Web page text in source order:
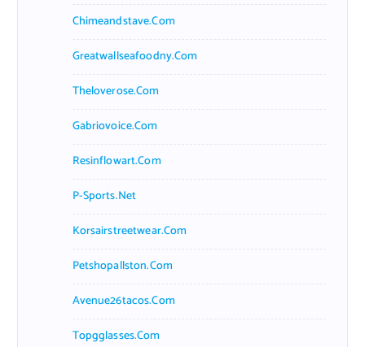
Chimeandstave.com
Greatwallseafoodny.com
Theloverose.com
Gabriovoice.com
Resinflowart.com
P-Sports.net
Korsairstreetwear.com
Petshopallston.com
Avenue26tacos.com
Topgglasses.com